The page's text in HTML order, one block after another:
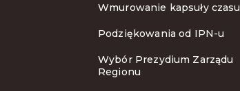
Wmurowanie kapsuły czasu
Podziękowania od IPN-u
Wybór Prezydium Zarządu
Regionu